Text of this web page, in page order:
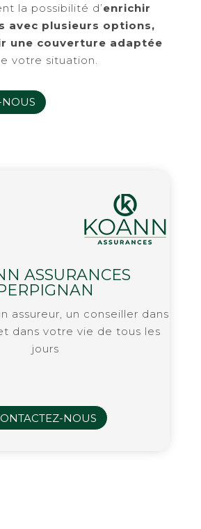
la possibilité d’enrichir
avec plusieurs options,
une couverture adaptée
votre situation.
NOUS
ASSURANCES
assureur, un conseiller dans
dans votre vie de tous les
jours
NOUS